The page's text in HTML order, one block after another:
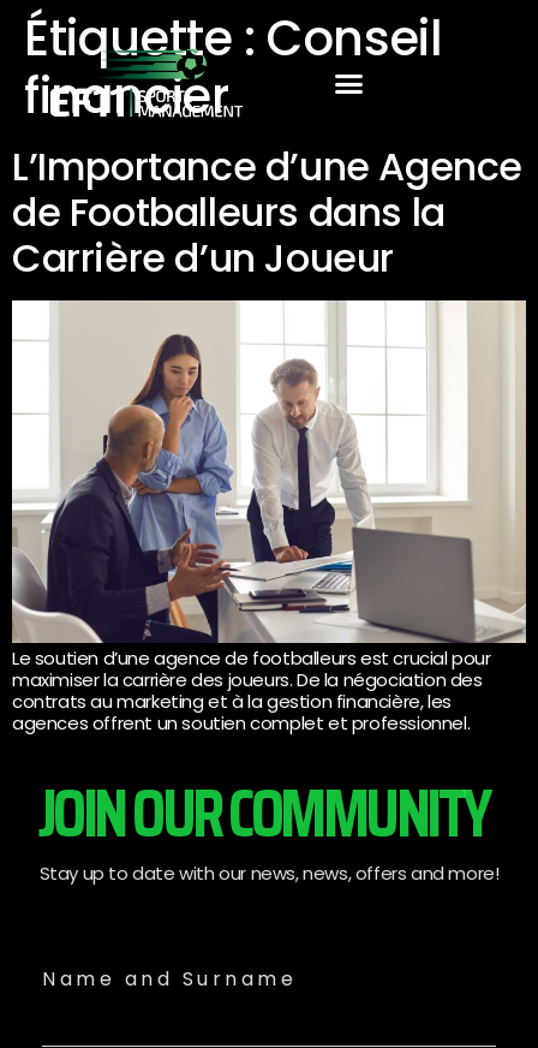
Étiquette : Conseil
financier
L’Importance d’une Agence
de Footballeurs dans la
Carrière d’un Joueur
Le soutien d’une agence de footballeurs est crucial pour
maximiser la carrière des joueurs. De la négociation des
contrats au marketing et à la gestion financière, les
agences offrent un soutien complet et professionnel.
JOIN OUR COMMUNITY
Stay up to date with our news, news, offers and more!
Name and Surname